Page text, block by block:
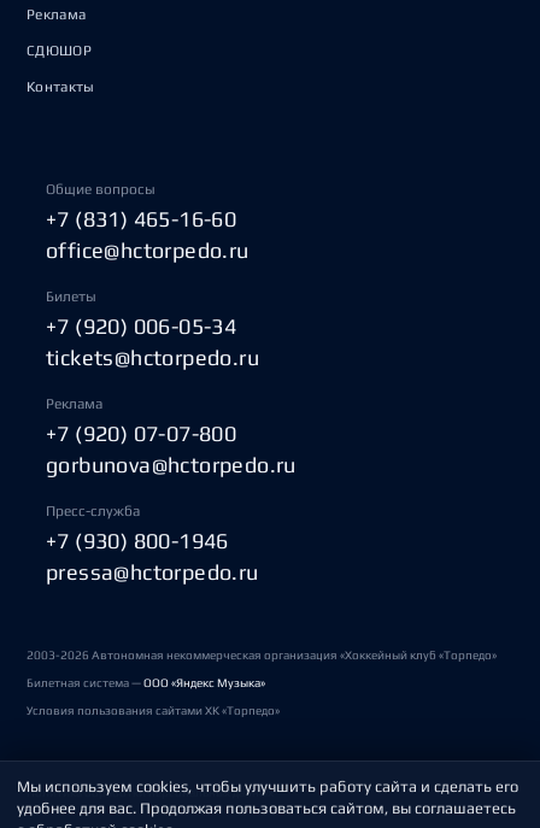
Реклама
СДЮШОР
Контакты
Общие вопросы
+7 (831) 465-16-60
office@hctorpedo.ru
Билеты
+7 (920) 006-05-34
tickets@hctorpedo.ru
Реклама
+7 (920) 07-07-800
gorbunova@hctorpedo.ru
Пресс-служба
+7 (930) 800-1946
pressa@hctorpedo.ru
2003-2026 Автономная некоммерческая организация «Хоккейный клуб «Торпедо»
Билетная система —ООО «Яндекс Музыка»
Условия пользования сайтами ХК «Торпедо»
Политика обработки персональных данных
Мы используем cookies, чтобы улучшить работу сайта и сделать его
удобнее для вас. Продолжая пользоваться сайтом, вы соглашаетесь